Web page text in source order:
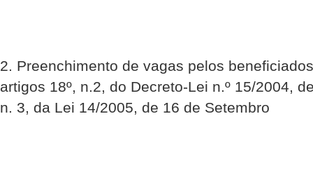
2. Preenchimento de vagas pelos
artigos 18º, n.2, do Decreto-Lei n.º 15/2004,
n. 3, da Lei 14/2005, de 16 de Setembro